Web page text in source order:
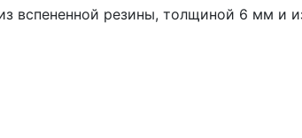
резины, толщиной 6 мм и